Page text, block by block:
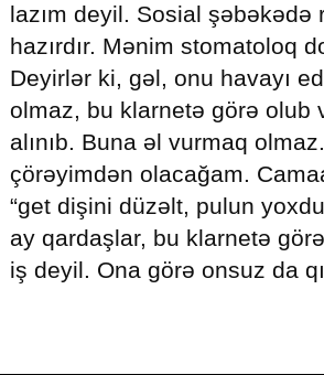
lazım deyil. Sosial şəbəkədə
hazırdır. Mənim stomatoloq
Deyirlər ki, gəl, onu havayı
olmaz, bu klarnetə görə olub
alınıb. Buna əl vurmaq
çörəyimdən olacağam.
“get dişini düzəlt, pulun
ay qardaşlar, bu klarnetə
iş deyil. Ona görə onsuz da